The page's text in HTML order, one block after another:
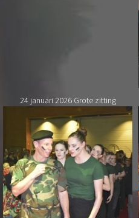
24 januari 2026 Grote zitting